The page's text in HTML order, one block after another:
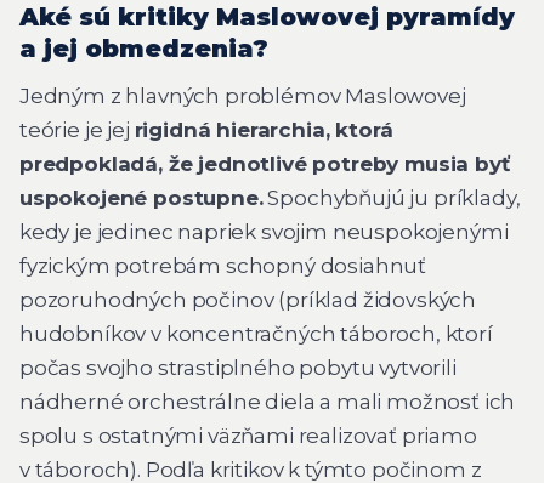
Aké sú kritiky Maslowovej pyramídy
a jej obmedzenia?
Jedným z hlavných problémov Maslowovej
teórie je jej rigidná hierarchia, ktorá
predpokladá, že jednotlivé potreby musia byť
uspokojené postupne.Spochybňujú ju príklady,
kedy je jedinec napriek svojim neuspokojenými
fyzickým potrebám schopný dosiahnuť
pozoruhodných počinov (príklad židovských
hudobníkov v koncentračných táboroch, ktorí
počas svojho strastiplného pobytu vytvorili
nádherné orchestrálne diela a mali možnosť ich
spolu s ostatnými väzňami realizovať priamo
v táboroch). Podľa kritikov k týmto počinom z